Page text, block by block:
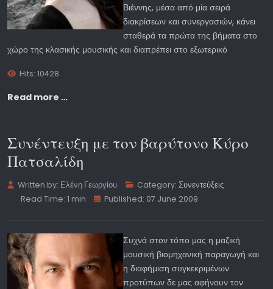
Βιέννης, μέσα από μία σειρά
διακρίσεων και συνεργασιών, κάνει
σταθερά τα πρώτα της βήματα στο
χώρο της κλασικής μουσικής και διαπρέπει στο εξωτερικό
Hits: 10428
Read more …
Συνέντευξη με τον βαρύτονο Κύρο
Πατσαλίδη
Written by: Ελένη Γεωργίου Category:Συνεντεύξεις
Read Time: 1 min
Published: 07 June 2009
Συχνά στον τόπο μας η μαζική
μουσική βιομηχανική παραγωγή και
η διαφήμιση συγκεκριμένων
προτύπων δε μας αφήνουν τον